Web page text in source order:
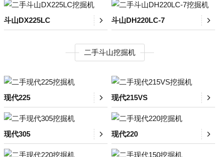
斗山DX225LC 斗山DH220LC-7
二手斗山挖掘机
现代225 现代215VS
现代305 现代220